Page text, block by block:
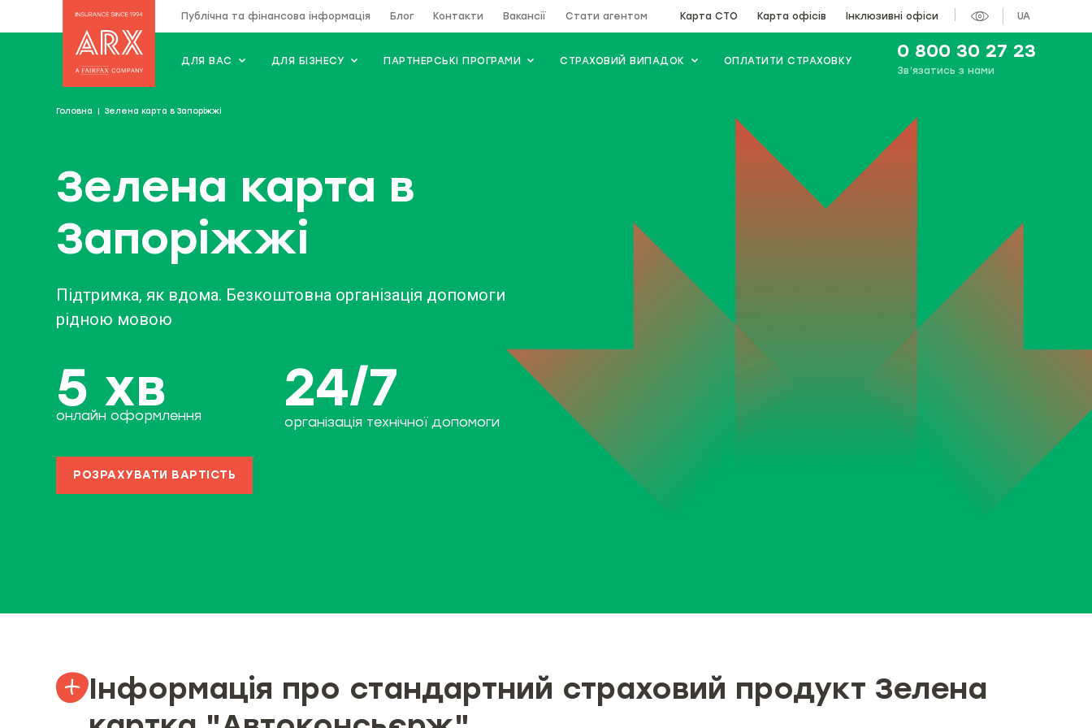
Публічна та фінансова інформація Блог Контакти Вакансії Стати агентом Карта СТО Карта офісів Інклюзивні офіси UA
ДЛЯ ВАС ДЛЯ БІЗНЕСУ ПАРТНЕРСЬКІ ПРОГРАМИ СТРАХОВИЙ ВИПАДОК ОПЛАТИТИ СТРАХОВКУ 0 800 30 27 23
Зв’язатись з нами
Головна Зелена карта в Запоріжжі
Зелена карта в
Запоріжжі
Підтримка, як вдома. Безкоштовна організація допомоги
рідною мовою
5 хв
онлайн оформлення 24/7
організація технічної допомоги
РОЗРАХУВАТИ ВАРТІСТЬ
Інформація про стандартний страховий продукт Зелена